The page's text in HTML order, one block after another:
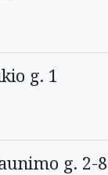
g. 1
g. 2-8